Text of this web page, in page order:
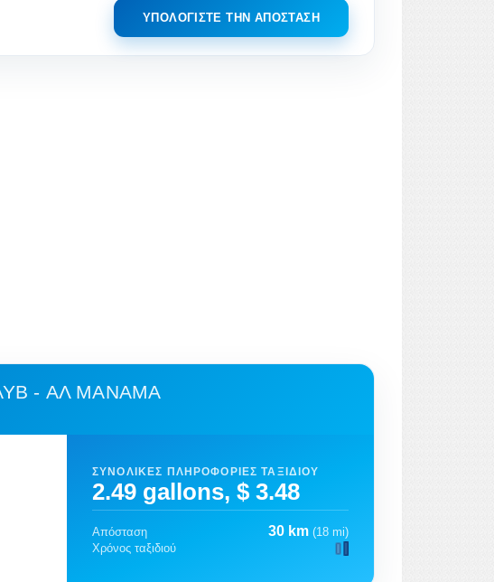
ΥΠΟΛΟΓΊΣΤΕ ΤΗΝ ΑΠΌΣΤΑΣΗ
- ΑΛ ΜΑΝΆΜΑ
ΣΥΝΟΛΙΚΈΣ ΠΛΗΡΟΦΟΡΊΕΣ ΤΑΞΙΔΙΟΎ
2.49 gallons, $ 3.48
Απόσταση 30 km (18 mi)
Χρόνος ταξιδιού